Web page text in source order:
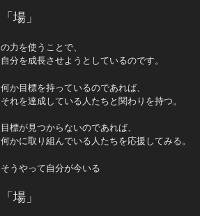
「場」
の力を使うことで、
自分を成長させようとしているのです。
何か目標を持っているのであれば、
それを達成している人たちと関わりを持つ。
目標が見つからないのであれば、
何かに取り組んでいる人たちを応援してみる。
そうやって自分が今いる
「場」